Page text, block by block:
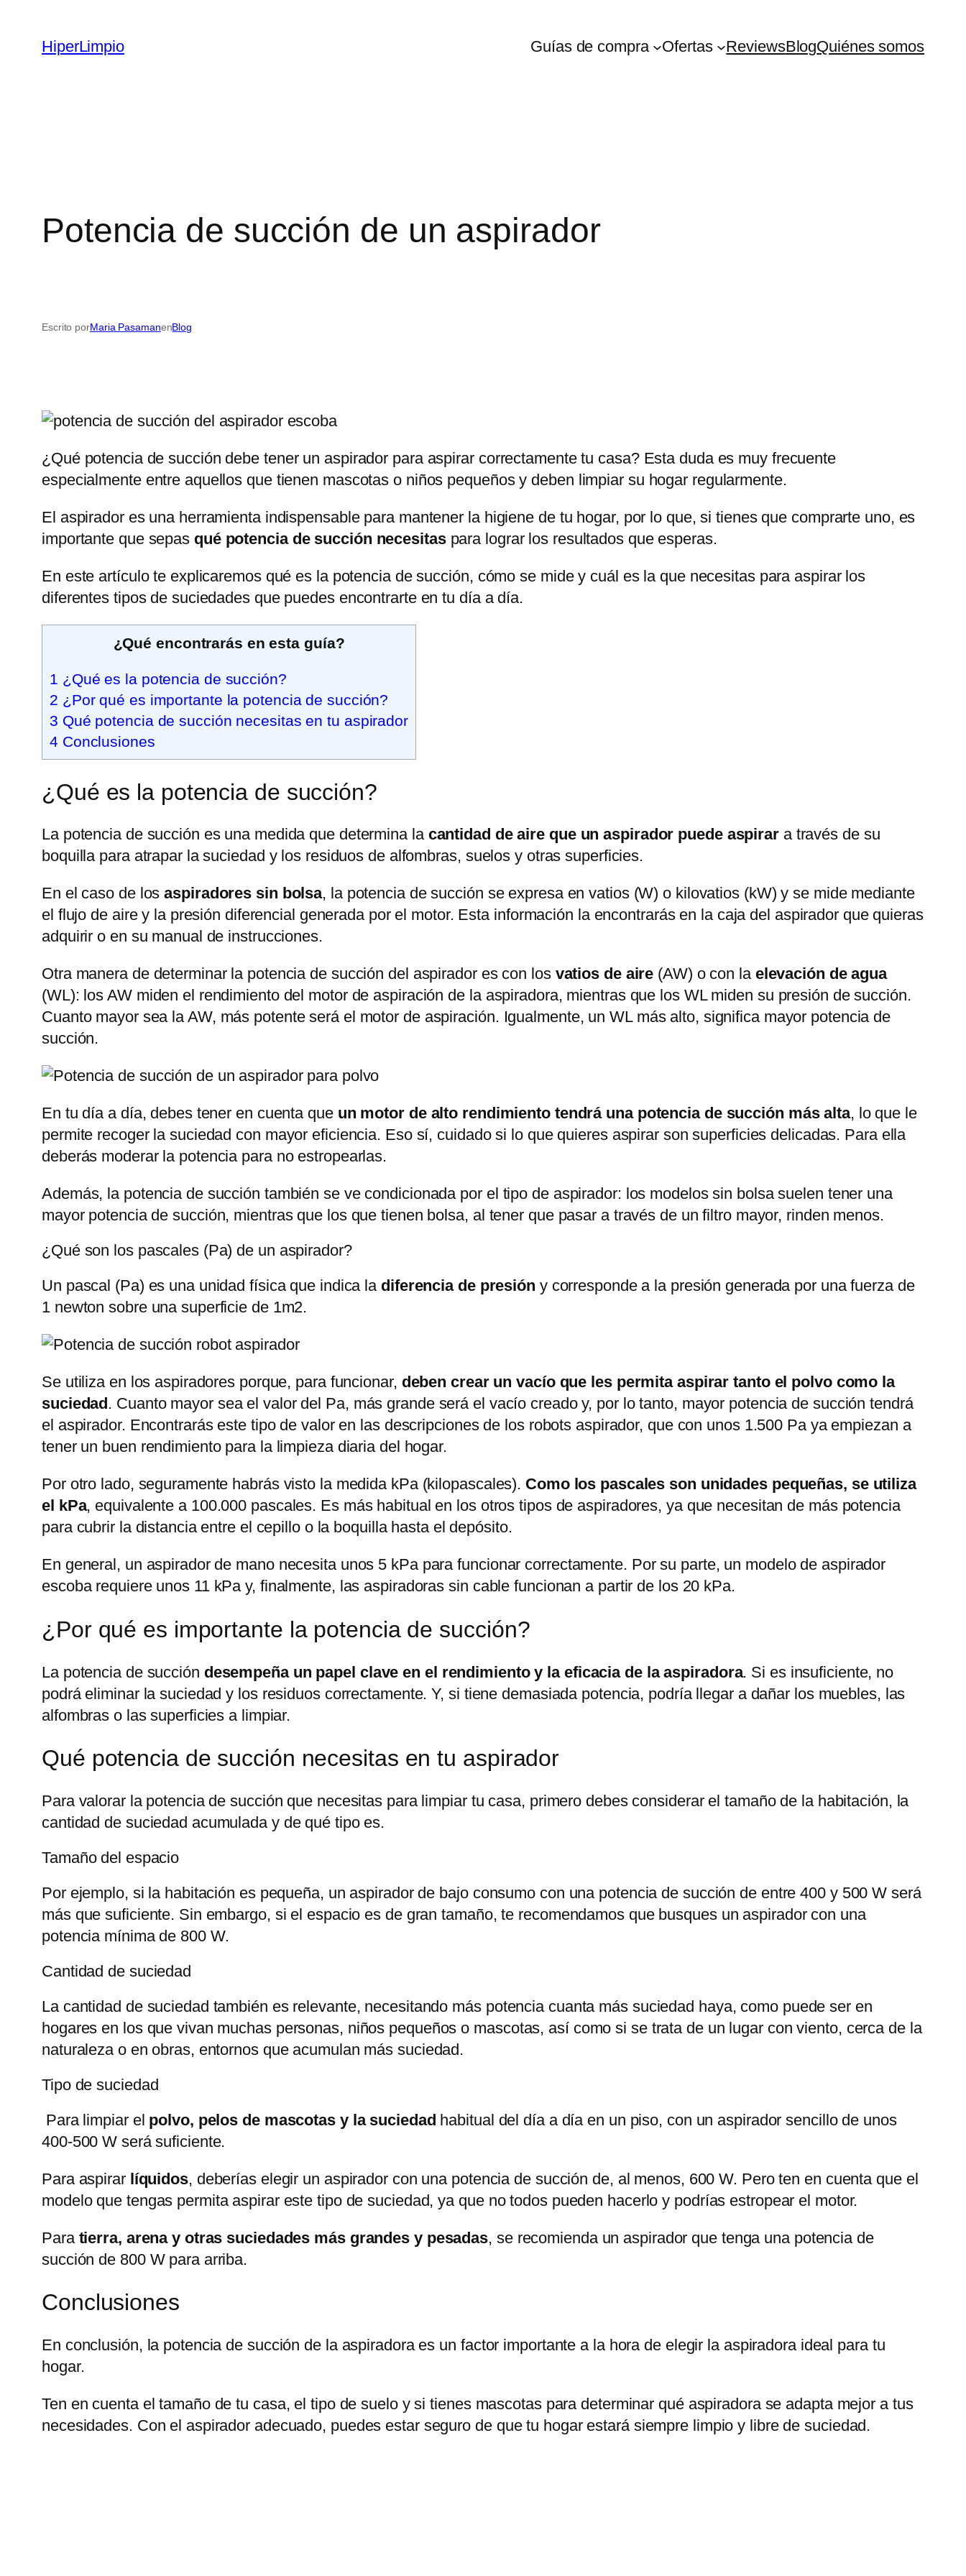
contenido
HiperLimpio Guías de compra Ofertas ReviewsBlogQuiénes somos
Potencia de succión de un aspirador
Escrito porMaria PasamanenBlog
¿Qué potencia de succión debe tener un aspirador para aspirar correctamente tu casa? Esta duda es muy frecuente
especialmente entre aquellos que tienen mascotas o niños pequeños y deben limpiar su hogar regularmente.
El aspirador es una herramienta indispensable para mantener la higiene de tu hogar, por lo que, si tienes que comprarte uno, es
importante que sepas qué potencia de succión necesitaspara lograr los resultados que esperas.
En este artículo te explicaremos qué es la potencia de succión, cómo se mide y cuál es la que necesitas para aspirar los
diferentes tipos de suciedades que puedes encontrarte en tu día a día.
¿Qué encontrarás en esta guía?
1 ¿Qué es la potencia de succión?
2 ¿Por qué es importante la potencia de succión?
3 Qué potencia de succión necesitas en tu aspirador
4 Conclusiones
¿Qué es la potencia de succión?
La potencia de succión es una medida que determina la cantidad de aire que un aspirador puede aspirara través de su
boquilla para atrapar la suciedad y los residuos de alfombras, suelos y otras superficies.
En el caso de losaspiradores sin bolsa, la potencia de succión se expresa en vatios (W) o kilovatios (kW) y se mide mediante
el flujo de aire y la presión diferencial generada por el motor. Esta información la encontrarás en la caja del aspirador que quieras
adquirir o en su manual de instrucciones.
Otra manera de determinar la potencia de succión del aspirador es con los vatios de aire (AW) o con la elevación de agua
(WL): los AW miden el rendimiento del motor de aspiración de la aspiradora, mientras que los WL miden su presión de succión.
Cuanto mayor sea la AW, más potente será el motor de aspiración. Igualmente, un WL más alto, significa mayor potencia de
succión.
En tu día a día, debes tener en cuenta que un motor de alto rendimiento tendrá una potencia de succión más alta, lo que le
permite recoger la suciedad con mayor eficiencia. Eso sí, cuidado si lo que quieres aspirar son superficies delicadas. Para ella
deberás moderar la potencia para no estropearlas.
Además, la potencia de succión también se ve condicionada por el tipo de aspirador: los modelos sin bolsa suelen tener una
mayor potencia de succión, mientras que los que tienen bolsa, al tener que pasar a través de un filtro mayor, rinden menos.
¿Qué son los pascales (Pa) de un aspirador?
Un pascal (Pa) es una unidad física que indica la diferencia de presión y corresponde a la presión generada por una fuerza de
1 newton sobre una superficie de 1m2.
Se utiliza en los aspiradores porque, para funcionar, deben crear un vacío que les permita aspirar tanto el polvo como la
suciedad . Cuanto mayor sea el valor del Pa, más grande será el vacío creado y, por lo tanto, mayor potencia de succión tendrá
el aspirador. Encontrarás este tipo de valor en las descripciones de los robots aspirador, que con unos 1.500 Pa ya empiezan a
tener un buen rendimiento para la limpieza diaria del hogar.
Por otro lado, seguramente habrás visto la medida kPa (kilopascales). Como los pascales son unidades pequeñas, se utiliza
el kPa, equivalente a 100.000 pascales. Es más habitual en los otros tipos de aspiradores, ya que necesitan de más potencia
para cubrir la distancia entre el cepillo o la boquilla hasta el depósito.
En general, un aspirador de mano necesita unos 5 kPa para funcionar correctamente. Por su parte, un modelo de aspirador
escoba requiere unos 11 kPa y, finalmente, las aspiradoras sin cable funcionan a partir de los 20 kPa.
¿Por qué es importante la potencia de succión?
La potencia de succión desempeña un papel clave en el rendimiento y la eficacia de la aspiradora. Si es insuficiente, no
podrá eliminar la suciedad y los residuos correctamente. Y, si tiene demasiada potencia, podría llegar a dañar los muebles, las
alfombras o las superficies a limpiar.
Qué potencia de succión necesitas en tu aspirador
Para valorar la potencia de succión que necesitas para limpiar tu casa, primero debes considerar el tamaño de la habitación, la
cantidad de suciedad acumulada y de qué tipo es.
Tamaño del espacio
Por ejemplo, si la habitación es pequeña, un aspirador de bajo consumo con una potencia de succión de entre 400 y 500 W será
más que suficiente. Sin embargo, si el espacio es de gran tamaño, te recomendamos que busques un aspirador con una
potencia mínima de 800 W.
Cantidad de suciedad
La cantidad de suciedad también es relevante, necesitando más potencia cuanta más suciedad haya, como puede ser en
hogares en los que vivan muchas personas, niños pequeños o mascotas, así como si se trata de un lugar con viento, cerca de la
naturaleza o en obras, entornos que acumulan más suciedad.
Tipo de suciedad
Para limpiar el polvo, pelos de mascotas y la suciedad habitual del día a día en un piso, con un aspirador sencillo de unos
400-500 W será suficiente.
Para aspirar líquidos, deberías elegir un aspirador con una potencia de succión de, al menos, 600 W. Pero ten en cuenta que el
modelo que tengas permita aspirar este tipo de suciedad, ya que no todos pueden hacerlo y podrías estropear el motor.
Para tierra, arena y otras suciedades más grandes y pesadas, se recomienda un aspirador que tenga una potencia de
succión de 800 W para arriba.
Conclusiones
En conclusión, la potencia de succión de la aspiradora es un factor importante a la hora de elegir la aspiradora ideal para tu
hogar.
Ten en cuenta el tamaño de tu casa, el tipo de suelo y si tienes mascotas para determinar qué aspiradora se adapta mejor a tus
necesidades. Con el aspirador adecuado, puedes estar seguro de que tu hogar estará siempre limpio y libre de suciedad.